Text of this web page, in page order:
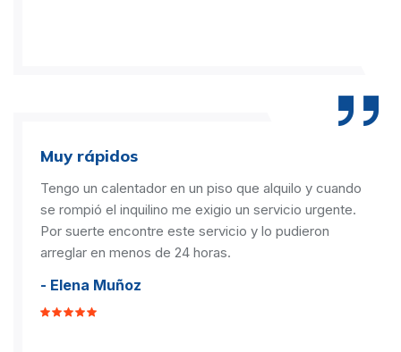
Muy rápidos
Tengo un calentador en un piso que alquilo y cuando
se rompió el inquilino me exigio un servicio urgente.
Por suerte encontre este servicio y lo pudieron
arreglar en menos de 24 horas.
- Elena Muñoz